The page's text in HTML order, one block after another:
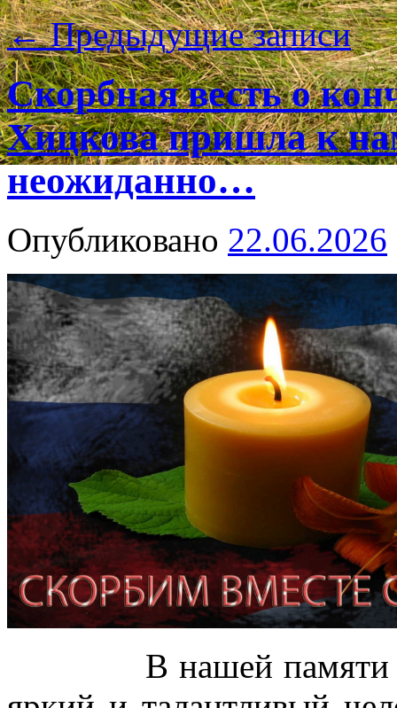
←Предыдущие записи
Скорбная весть о
Хицкова пришла к
неожиданно…
Опубликовано 22.06.2026
В нашей памяти